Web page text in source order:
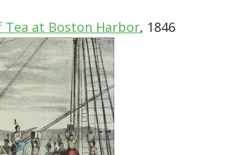
at Boston Harbor, 1846